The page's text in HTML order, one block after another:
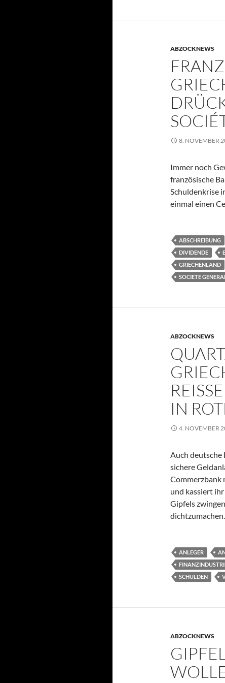
ABZOCKNEWS
8. NOVEMBER
Immer noch
französische
Schuldenkrise
einmal einen
ABSCHREIBUNG
DIVIDENDE
GRIECHENLAND
SOCIETE
ABZOCKNEWS
N
4. NOVEMBER
Auch deutsche
sichere
Commerzbank
und kassiert
Gipfels
dichtzumachen.
ANLEGER
SCHULDEN
ABZOCKNEWS